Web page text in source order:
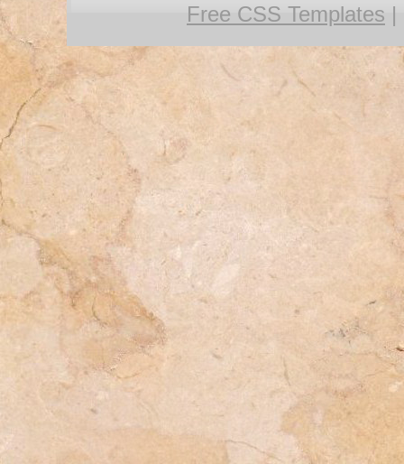
Free CSS Templates |